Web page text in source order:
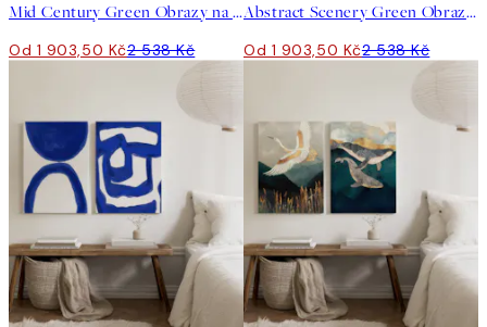
Mid Century Green Obrazy na plátně Duo
Od 1 903,50 Kč2 538 Kč
Abstract Scenery Green Obrazy na plátně Duo
Od 1 903,50 Kč2 538 Kč